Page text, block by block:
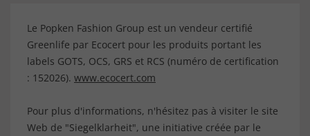
Le Popken Fashion Group est un vendeur certifié
Greenlife par Ecocert pour les produits portant les
labels GOTS, OCS, GRS et RCS (numéro de certification
: 152026). www.ecocert.com
Pour plus d'informations, n'hésitez pas à visiter le site
Web de "Siegelklarheit", une initiative créée par le